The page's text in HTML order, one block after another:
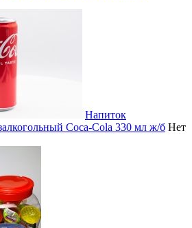
Напиток
Coca-Cola 330 мл ж/б Нет